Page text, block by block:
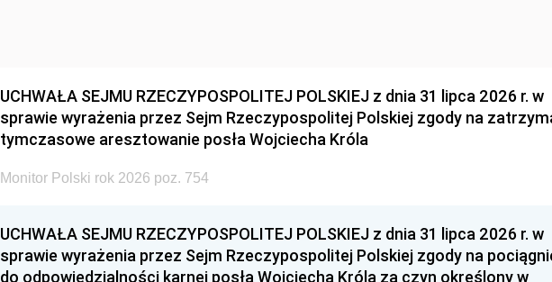
UCHWAŁA SEJMU RZECZYPOSPOLITEJ POLSKIEJ z dnia 31 lipca 2026 r. w
sprawie wyrażenia przez Sejm Rzeczypospolitej Polskiej zgody na
tymczasowe aresztowanie posła Wojciecha Króla
Monitor Polski rok 2026 poz. 754
UCHWAŁA SEJMU RZECZYPOSPOLITEJ POLSKIEJ z dnia 31 lipca 2026 r. w
sprawie wyrażenia przez Sejm Rzeczypospolitej Polskiej zgody na
do odpowiedzialności karnej posła Wojciecha Króla za czyn określony w